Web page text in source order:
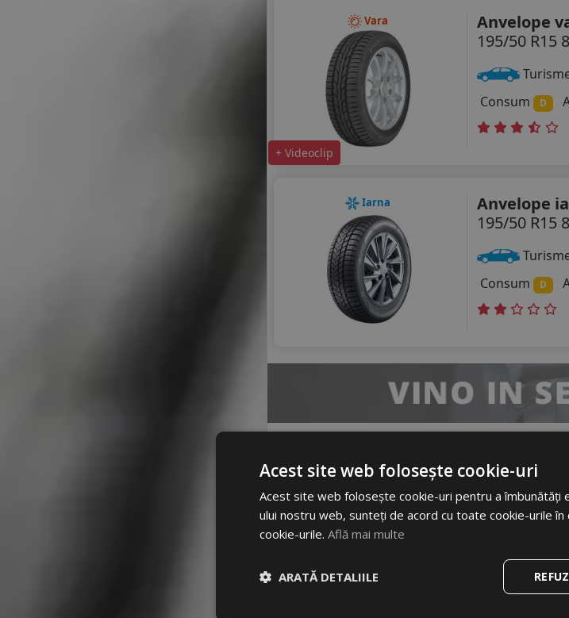
Vara
+ Videoclip
Anvelope
195/50 R15
Consum
D
Iarna
Anvelope
195/50 R15
Consum
D
All Season
Anvelope
195/50 R15
Consum D
Acest site web folosește cookie-uri
Acest site web folosește cookie-uri pentru a îmbunătăți
ului nostru web, sunteți de acord cu toate cookie-urile
cookie-urile. Află mai multe
ARATĂ DETALIILE